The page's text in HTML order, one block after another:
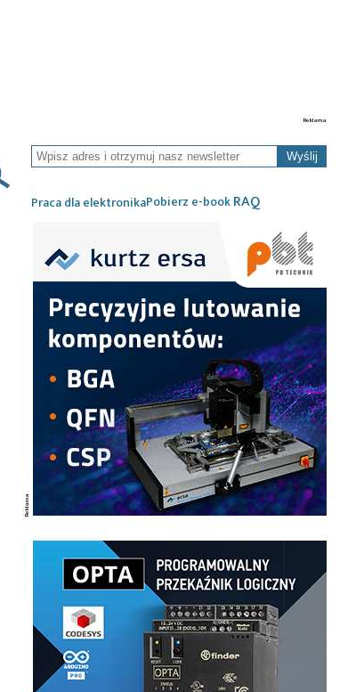
Wyślij
Praca dla elektronikaPobierz e-bookRAQ